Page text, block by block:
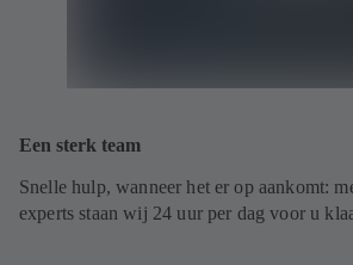
Een sterk team
Snelle hulp, wanneer het er op aankomt:
experts staan wij 24 uur per dag voor u